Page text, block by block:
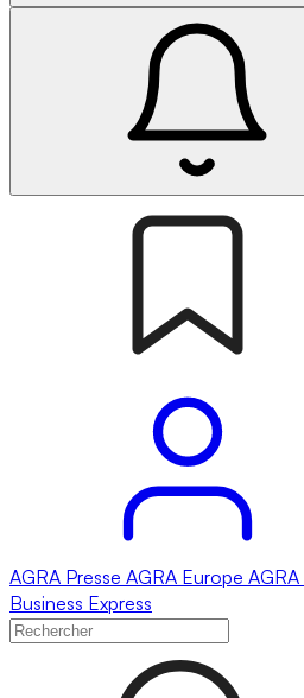
AGRA Presse AGRA Europe AGRA
Business Express